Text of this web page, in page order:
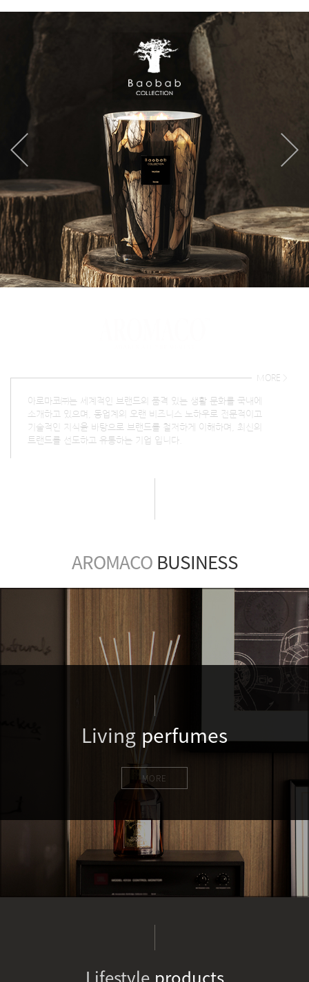
아로마코㈜는 세계적인 브랜드의 품격 있는 생활 문화를 국내에
소개하고 있으며, 동업계의 오랜 비즈니스 노하우로 전문적이고
기술적인 지식을 바탕으로 브랜드를 철저하게 이해하며, 최신의
트랜드를 선도하고 유통하는 기업 입니다.
MORE >
AROMACO BUSINESS
Living perfumes
MORE